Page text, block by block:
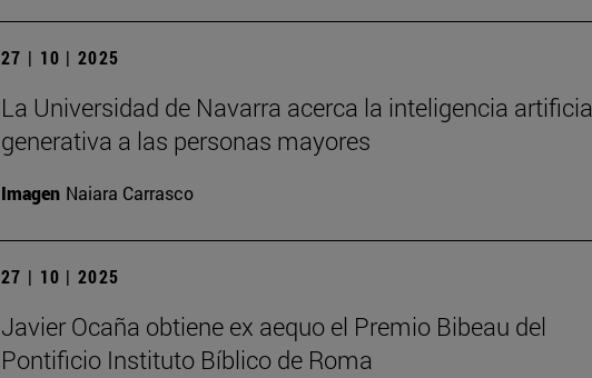
27 | 10 | 2025
La Universidad de Navarra acerca la inteligencia
generativa a las personas mayores
Imagen Naiara Carrasco
27 | 10 | 2025
Javier Ocaña obtiene ex aequo el Premio Bibeau del
Pontificio Instituto Bíblico de Roma